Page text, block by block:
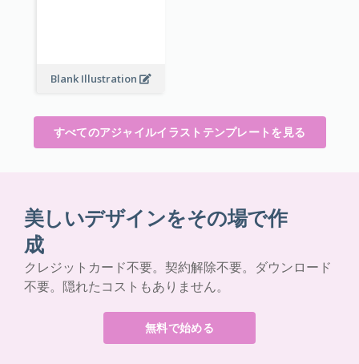
Blank Illustration
すべてのアジャイルイラストテンプレートを見る
美しいデザインをその場で作
成
クレジットカード不要。契約解除不要。ダウンロード
不要。隠れたコストもありません。
無料で始める